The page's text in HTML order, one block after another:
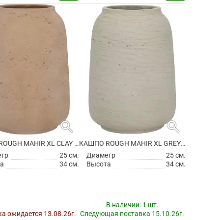
search
КАШПО ROUGH MAHIR XL CLAY WASHED
25 см.
34 см.
ожидается 13.08.26г.
search
КАШПО ROUGH MAHIR XL GREY WASHED
Диаметр
25 см.
Высота
34 см.
В наличии: 1 шт.
Следующая поставка 15.10.26г.